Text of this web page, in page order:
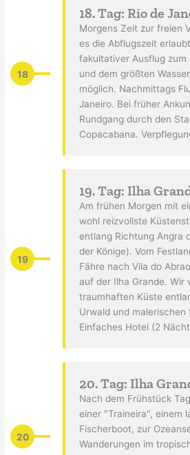
18
18. Tag: Rio de
Morgens Zeit zur freien
es die Abflugszeit
fakultativer Ausflug zum
und dem größten
möglich. Nachmittags
Janeiro. Bei früher
Rundgang durch den
Copacabana.
19
19. Tag: Ilha
Am frühen Morgen mit
wohl reizvollste
entlang Richtung Angra
der Könige). Vom
Fähre nach Vila do
auf der Ilha Grande. Wir
traumhaften Küste
Urwald und malerischen
Einfaches Hotel (2
20
20. Tag: Ilha
Nach dem Frühstück
einer "Traineira", einem
Fischerboot, zur
Wanderungen im